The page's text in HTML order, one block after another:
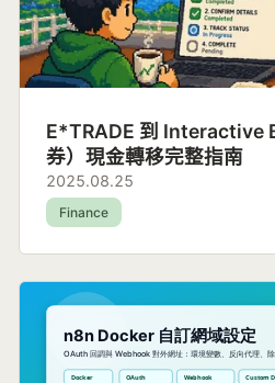
E*TRADE 到 Interactive
券）現金轉移完整指南
2025.08.25
Finance